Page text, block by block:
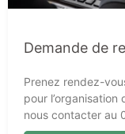
Demande de
Prenez rendez-
pour l’organisation
nous contacter au